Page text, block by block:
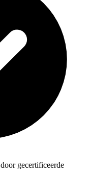
gecertificeerde